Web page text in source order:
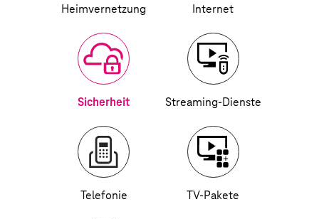
Heimvernetzung Internet
Sicherheit Streaming-Dienste
Telefonie TV-Pakete